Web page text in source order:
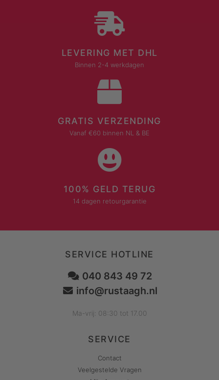
LEVERING MET DHL
Binnen 2-4 werkdagen
GRATIS VERZENDING
Vanaf €60 binnen NL & BE
100% GELD TERUG
14 dagen retourgarantie
SERVICE HOTLINE
040 843 49 72
info@rustaagh.nl
Ma-vrij: 08:30 tot 17.00
SERVICE
Contact
Veelgestelde Vragen